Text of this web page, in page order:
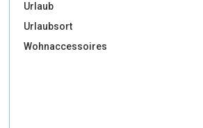
Urlaub
Urlaubsort
Wohnaccessoires